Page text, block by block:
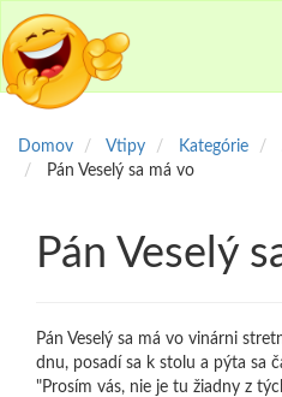
Domov Vtipy Kategórie
Pán Veselý sa má vo
Pán Veselý
Pán Veselý sa má vo vinárni
dnu, posadí sa k stolu a pýta sa
"Prosím vás, nie je tu žiadny z